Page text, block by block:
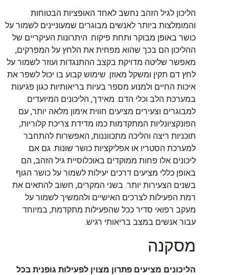
הליכון לגיל הזהב נחשב לאחד האופציות הבטוחות
והמומלצות ביותר לאנשים מבוגרים שמעוניינים לשמור על
כושר באופן מבוקר ותחת פיקוח. היתרונות העיקריים של
ההליכון הם בכך שהוא מפחית את הלחץ על המפרקים,
מאפשר שליטה מדויקת בקצב ההתנגדות ועוזר לשמור על
לחץ דם תקין ומשקל מאוזן. שימוש קבוע בו יכול לשפר את
איכות החיים ולמנוע מספר בעיות בריאותיות כגון פגיעות
במערכת הלב וכלי הדם. מאידך, הליכונים המיועדים
למבוגרים וצעירים מציעים חווית אימון מלאה יותר, עם
הפונקציונליות המתקדמות כמו מדידת צריכת קלוריות,
תוכניות ריצה והליכה מתכווננות, האפשרות להתחבר
למערכת הסטריו או אפליקציות כושר שונות. גם אם
ליכונים אלו פחות ממוקדים באוכלוסיית גיל הזהב, הם
באופן כללי מציעים דרכים יעילות לשמור על כושר הגוף
בשנים הצעירות יותר. בשני המקרים, חשוב להתאים את
רמת הפעילות לצרכים האישיים ולהמשיך לשמור על
מעקב רפואי סדיר ככל שהפעילות מתקדמת, במיוחד
עבור אנשים במצב בריאותי רגיש.
מסקנה
הליכונים מציעים פתרון מצוין לפעילות גופנית בכל